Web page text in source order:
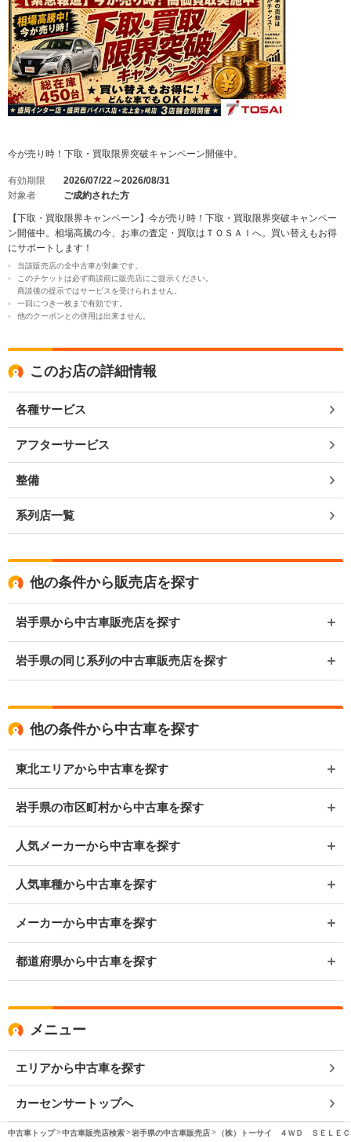
今が売り時！下取・買取限界突破キャンペーン開催中。
有効期限
2026/07/22～2026/08/31
対象者
ご成約された方
【下取・買取限界キャンペーン】今が売り時！下取・買取限界突破キャンペー
ン開催中。相場高騰の今、お車の査定・買取はＴＯＳＡＩへ。買い替えもお得
にサポートします！
当該販売店の全中古車が対象です。
このチケットは必ず商談前に販売店にご提示ください。
商談後の提示ではサービスを受けられません。
一回につき一枚まで有効です。
他のクーポンとの併用は出来ません。
このお店の詳細情報
各種サービス
アフターサービス
整備
系列店一覧
他の条件から販売店を探す
岩手県から中古車販売店を探す
岩手県の同じ系列の中古車販売店を探す
他の条件から中古車を探す
東北エリアから中古車を探す
岩手県の市区町村から中古車を探す
人気メーカーから中古車を探す
人気車種から中古車を探す
メーカーから中古車を探す
都道府県から中古車を探す
メニュー
エリアから中古車を探す
カーセンサートップへ
中古車トップ 中古車販売店検索 岩手県の中古車販売店 （株）トーサイ ４ＷＤ ＳＥＬＥ